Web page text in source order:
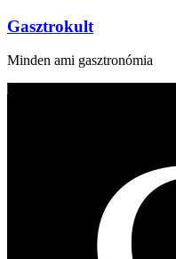
Gasztrokult
Minden ami gasztronómia